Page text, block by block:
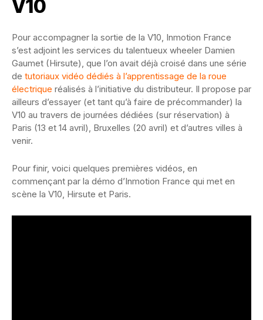
V10
Pour accompagner la sortie de la V10, Inmotion France
s’est adjoint les services du talentueux wheeler Damien
Gaumet (Hirsute), que l’on avait déjà croisé dans une série
de tutoriaux vidéo dédiés à l’apprentissage de la roue
électrique réalisés à l’initiative du distributeur. Il propose par
ailleurs d’essayer (et tant qu’à faire de précommander) la
V10 au travers de journées dédiées (sur réservation) à
Paris (13 et 14 avril), Bruxelles (20 avril) et d’autres villes à
venir.
Pour finir, voici quelques premières vidéos, en
commençant par la démo d’Inmotion France qui met en
scène la V10, Hirsute et Paris.